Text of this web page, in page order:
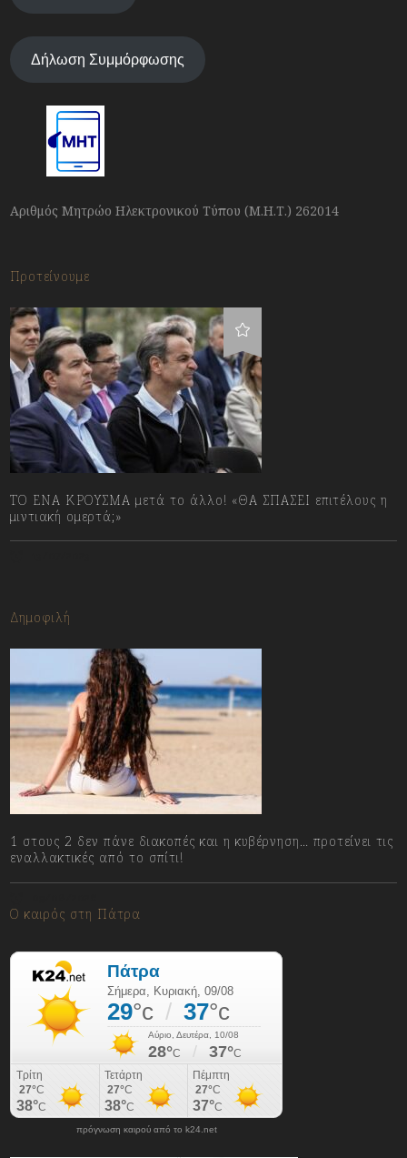
Δήλωση Συμμόρφωσης
Αριθμός Μητρώο Ηλεκτρονικού Τύπου (Μ.Η.Τ.) 262014
Προτείνουμε
ΤΟ ΕΝΑ ΚΡΟΥΣΜΑ μετά το άλλο! «ΘΑ ΣΠΑΣΕΙ επιτέλους η
μιντιακή ομερτά;»
Δημοφιλή
1 στους 2 δεν πάνε διακοπές και η κυβέρνηση… προτείνει τις
εναλλακτικές από το σπίτι!
Ο καιρός στη Πάτρα
πρόγνωση καιρού από το k24.net